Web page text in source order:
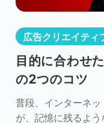
広告クリエイティ
目的に合わせ
の2つのコツ
普段、インターネ
が、記憶に残るよ